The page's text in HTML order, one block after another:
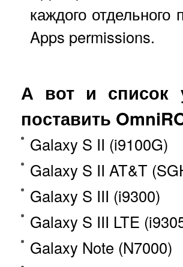
каждого
Apps permissions.
А вот и список
поставить
Galaxy S II (i9100G)
Galaxy S II AT&T
Galaxy S III (i9300)
Galaxy S III LTE
Galaxy Note (N7000)